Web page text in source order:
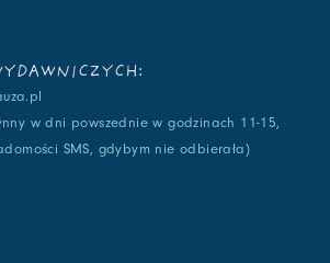
w dni powszednie w godzinach 11-15,
SMS, gdybym nie odbierała)